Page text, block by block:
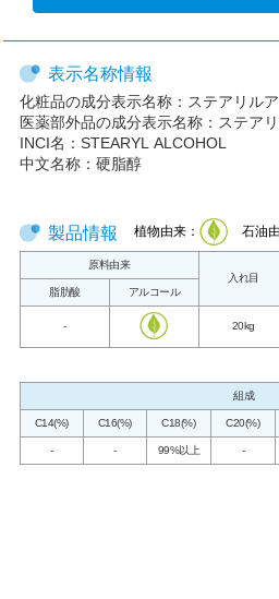
表示名称情報
化粧品の成分表示名称： ステアリル
医薬部外品の成分表示名称： ステア
INCI名： STEARYL ALCOHOL
中文名称： 硬脂醇
製品情報 植物由来： 石油
原料由来
入れ目
脂肪酸
アルコール
- 20kg
組成
C14(%) C16(%) C18(%) C20(%)
- - 99%以上 -